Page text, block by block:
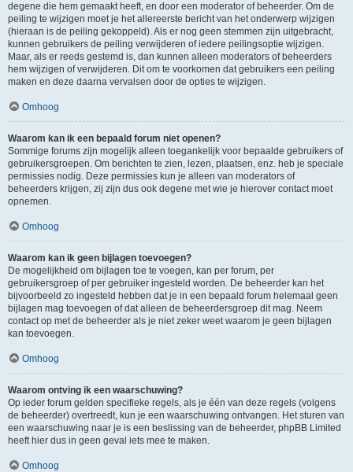
degene die hem gemaakt heeft, en door een moderator of beheerder. Om de
peiling te wijzigen moet je het allereerste bericht van het onderwerp wijzigen
(hieraan is de peiling gekoppeld). Als er nog geen stemmen zijn uitgebracht,
kunnen gebruikers de peiling verwijderen of iedere peilingsoptie wijzigen.
Maar, als er reeds gestemd is, dan kunnen alleen moderators of beheerders
hem wijzigen of verwijderen. Dit om te voorkomen dat gebruikers een peiling
maken en deze daarna vervalsen door de opties te wijzigen.
Omhoog
Waarom kan ik een bepaald forum niet openen?
Sommige forums zijn mogelijk alleen toegankelijk voor bepaalde gebruikers of
gebruikersgroepen. Om berichten te zien, lezen, plaatsen, enz. heb je speciale
permissies nodig. Deze permissies kun je alleen van moderators of
beheerders krijgen, zij zijn dus ook degene met wie je hierover contact moet
opnemen.
Omhoog
Waarom kan ik geen bijlagen toevoegen?
De mogelijkheid om bijlagen toe te voegen, kan per forum, per
gebruikersgroep of per gebruiker ingesteld worden. De beheerder kan het
bijvoorbeeld zo ingesteld hebben dat je in een bepaald forum helemaal geen
bijlagen mag toevoegen of dat alleen de beheerdersgroep dit mag. Neem
contact op met de beheerder als je niet zeker weet waarom je geen bijlagen
kan toevoegen.
Omhoog
Waarom ontving ik een waarschuwing?
Op ieder forum gelden specifieke regels, als je één van deze regels (volgens
de beheerder) overtreedt, kun je een waarschuwing ontvangen. Het sturen van
een waarschuwing naar je is een beslissing van de beheerder, phpBB Limited
heeft hier dus in geen geval iets mee te maken.
Omhoog